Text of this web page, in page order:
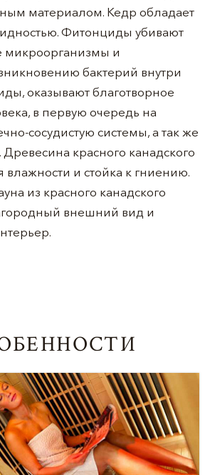
материалом. Кедр обладает
Фитонциды убивают
микроорганизмы и
бактерий внутри
оказывают благотворное
в первую очередь на
сосудистую системы, а так же
красного канадского
влажности и стойка к гниению.
из красного канадского
внешний вид и